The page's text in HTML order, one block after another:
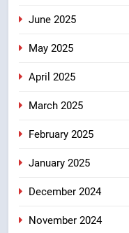
June 2025
May 2025
April 2025
March 2025
February 2025
January 2025
December 2024
November 2024